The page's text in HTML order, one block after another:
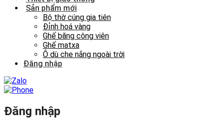
Sản phẩm mới
Bộ thờ cúng gia tiên
Đỉnh hoá vàng
Ghế băng công viên
Ghế matxa
Ô dù che nắng ngoài trời
Đăng nhập
Đăng nhập